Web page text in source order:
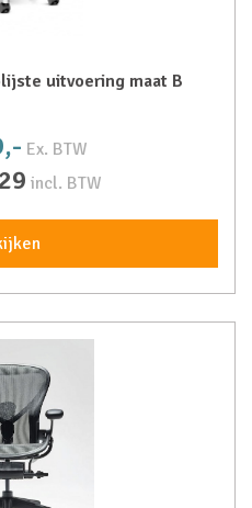
uitvoering maat B
Ex. BTW
incl. BTW